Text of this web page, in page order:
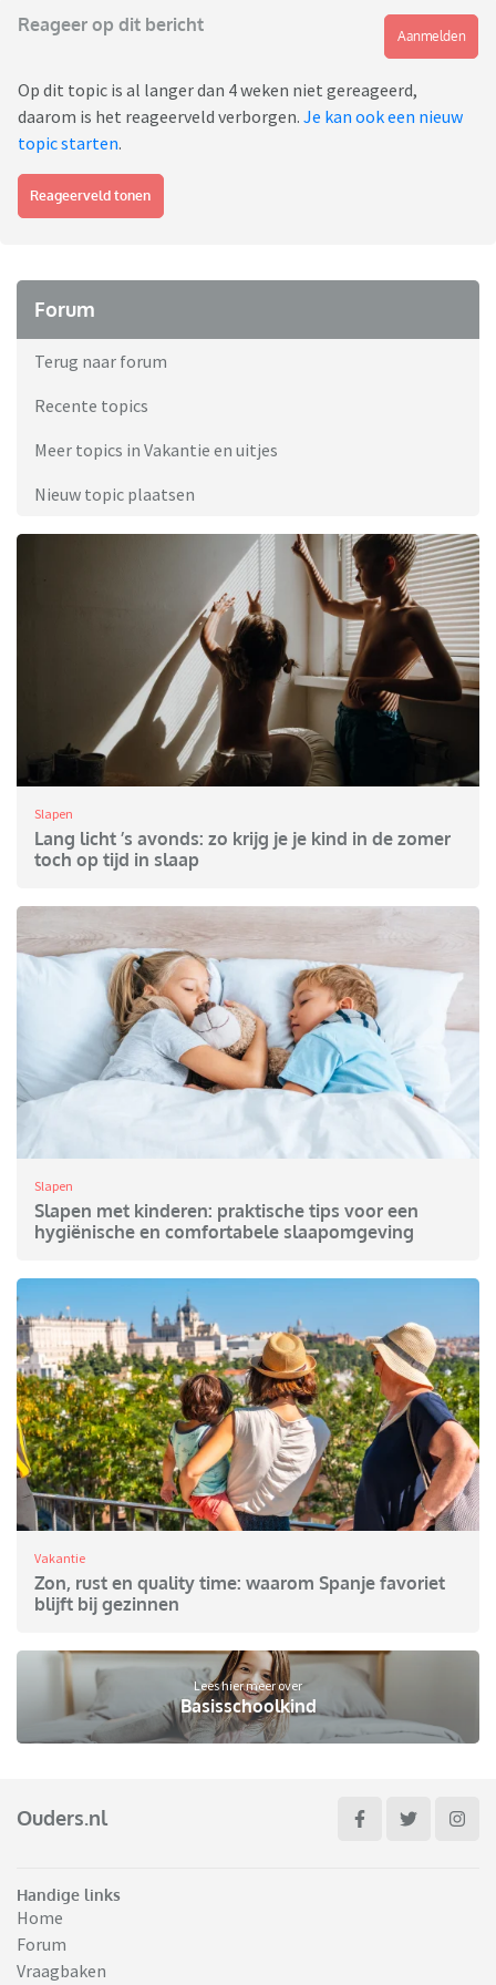
Reageer op dit bericht
Aanmelden
Op dit topic is al langer dan 4 weken niet gereageerd,
daarom is het reageerveld verborgen. Je kan ook een nieuw
topic starten.
Reageerveld tonen
Forum
Terug naar forum
Recente topics
Meer topics in Vakantie en uitjes
Nieuw topic plaatsen
Slapen
Lang licht ’s avonds: zo krijg je je kind in de zomer
toch op tijd in slaap
Slapen
Slapen met kinderen: praktische tips voor een
hygiënische en comfortabele slaapomgeving
Vakantie
Zon, rust en quality time: waarom Spanje favoriet
blijft bij gezinnen
Lees hier meer over
Basisschoolkind
Ouders.nl
Handige links
Home
Forum
Vraagbaken